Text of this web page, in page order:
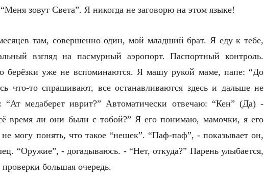
зовут Света”. Я никогда не заговорю на этом языке!
там, совершенно один, мой младший брат. Я еду к тебе,
взгляд на пасмурный аэропорт. Паспортный контроль.
берёзки уже не вспоминаются. Я машу рукой маме, папе: “До
что-то спрашивают, все останавливаются здесь и дальше не
“Ат медаберет иврит?” Автоматически отвечаю: “Кен” (Да) -
время ли они были с тобой?” Я его понимаю, мамочки, я его
могу понять, что такое “нешек”. “Паф-паф”, - показывает он,
“Оружие”, - догадываюсь. - “Heт, откуда?” Парень улыбается,
большая очередь.